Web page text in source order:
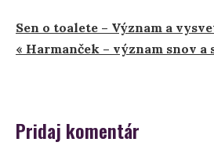
Navigácia
v
Sen o toalete – Význam a
« Harmanček – význam snov a
Pridaj komentár